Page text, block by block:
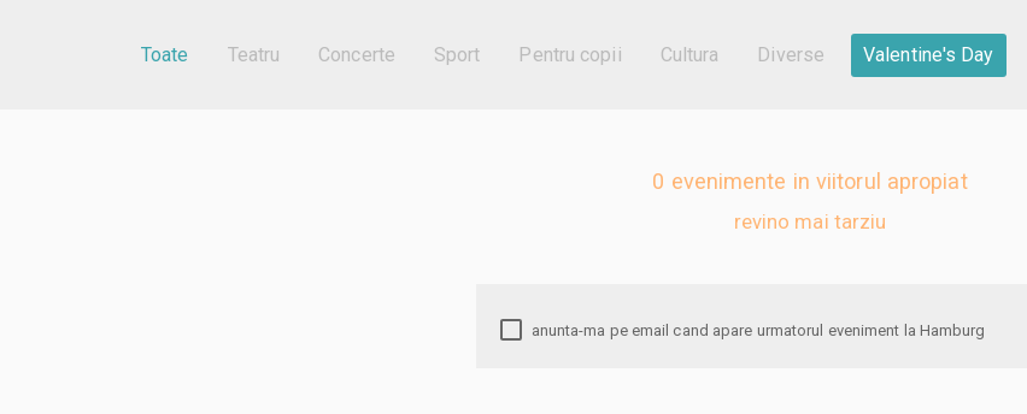
Toate Teatru Concerte Sport Pentru copii Cultura Diverse Valentine's Day
0 evenimente in viitorul apropiat
revino mai tarziu
anunta-ma pe email cand apare urmatorul eveniment la Hamburg